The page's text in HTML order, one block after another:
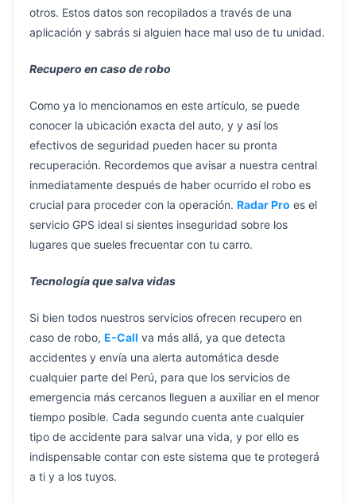
otros. Estos datos son recopilados a través de una
aplicación y sabrás si alguien hace mal uso de tu unidad.
Recupero en caso de robo
Como ya lo mencionamos en este artículo, se puede
conocer la ubicación exacta del auto, y y así los
efectivos de seguridad pueden hacer su pronta
recuperación. Recordemos que avisar a nuestra central
inmediatamente después de haber ocurrido el robo es
crucial para proceder con la operación. Radar Pro es el
servicio GPS ideal si sientes inseguridad sobre los
lugares que sueles frecuentar con tu carro.
Tecnología que salva vidas
Si bien todos nuestros servicios ofrecen recupero en
caso de robo, E-Call va más allá, ya que detecta
accidentes y envía una alerta automática desde
cualquier parte del Perú, para que los servicios de
emergencia más cercanos lleguen a auxiliar en el menor
tiempo posible. Cada segundo cuenta ante cualquier
tipo de accidente para salvar una vida, y por ello es
indispensable contar con este sistema que te protegerá
a ti y a los tuyos.